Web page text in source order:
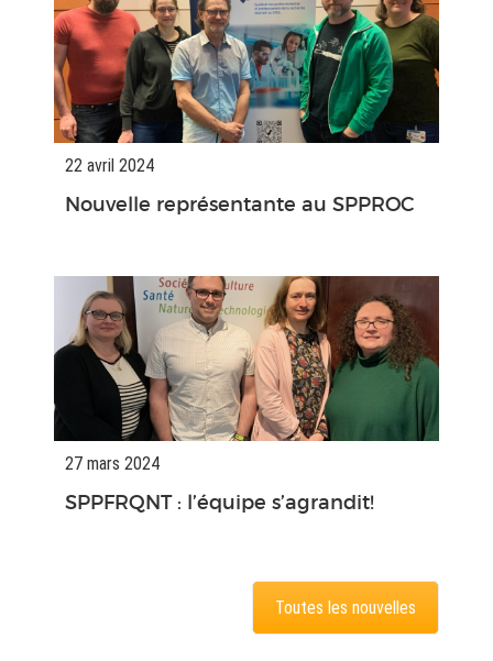
22 avril 2024
Nouvelle représentante au SPPROC
27 mars 2024
SPPFRQNT : l’équipe s’agrandit!
Toutes les nouvelles